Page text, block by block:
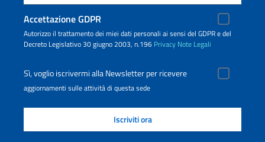
Accettazione GDPR
Autorizzo il trattamento dei miei dati personali ai sensi del GDPR e del
Decreto Legislativo 30 giugno 2003, n.196 Privacy Note Legali
Sì, voglio iscrivermi alla Newsletter per ricevere
aggiornamenti sulle attività di questa sede